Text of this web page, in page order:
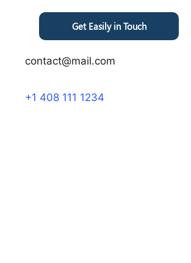
Get Easily in Touch
contact@mail.com
+1 408 111 1234